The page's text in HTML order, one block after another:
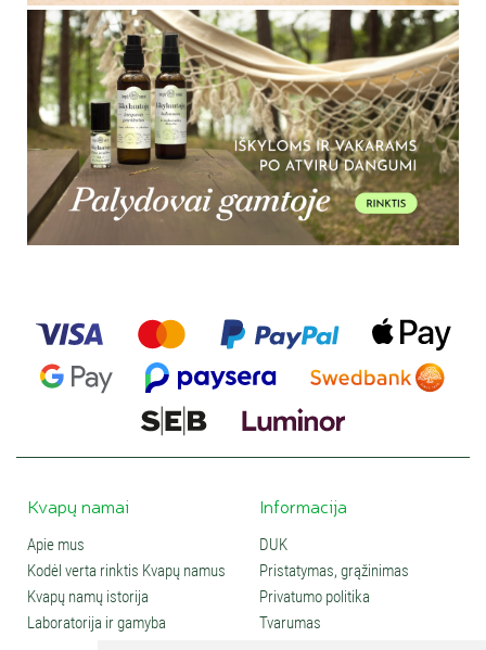
Kvapų namai
Apie mus
Kodėl verta rinktis Kvapų namus
Kvapų namų istorija
Laboratorija ir gamyba
Informacija
DUK
Pristatymas, grąžinimas
Privatumo politika
Tvarumas